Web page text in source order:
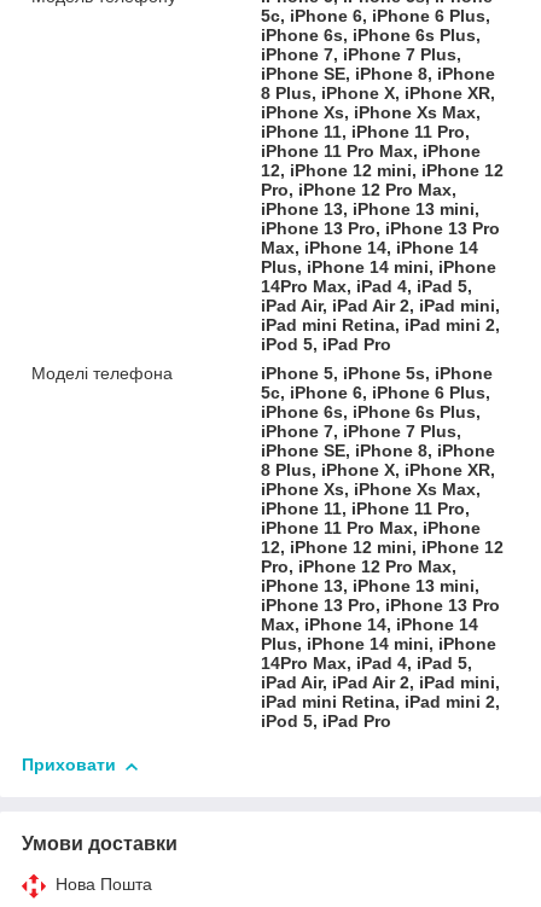
5c, iPhone 6, iPhone 6 Plus,
iPhone 6s, iPhone 6s Plus,
iPhone 7, iPhone 7 Plus,
iPhone SE, iPhone 8, iPhone
8 Plus, iPhone X, iPhone XR,
iPhone Xs, iPhone Xs Max,
iPhone 11, iPhone 11 Pro,
iPhone 11 Pro Max, iPhone
12, iPhone 12 mini, iPhone 12
Pro, iPhone 12 Pro Max,
iPhone 13, iPhone 13 mini,
iPhone 13 Pro, iPhone 13 Pro
Max, iPhone 14, iPhone 14
Plus, iPhone 14 mini, iPhone
14Pro Max, iPad 4, iPad 5,
iPad Air, iPad Air 2, iPad mini,
iPad mini Retina, iPad mini 2,
iPod 5, iPad Pro
Моделі телефона
iPhone 5, iPhone 5s, iPhone
5c, iPhone 6, iPhone 6 Plus,
iPhone 6s, iPhone 6s Plus,
iPhone 7, iPhone 7 Plus,
iPhone SE, iPhone 8, iPhone
8 Plus, iPhone X, iPhone XR,
iPhone Xs, iPhone Xs Max,
iPhone 11, iPhone 11 Pro,
iPhone 11 Pro Max, iPhone
12, iPhone 12 mini, iPhone 12
Pro, iPhone 12 Pro Max,
iPhone 13, iPhone 13 mini,
iPhone 13 Pro, iPhone 13 Pro
Max, iPhone 14, iPhone 14
Plus, iPhone 14 mini, iPhone
14Pro Max, iPad 4, iPad 5,
iPad Air, iPad Air 2, iPad mini,
iPad mini Retina, iPad mini 2,
iPod 5, iPad Pro
Приховати
Умови доставки
Нова Пошта